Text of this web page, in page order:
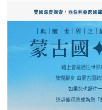
雙國深度探索 / 西伯利亞跨國
│典│藏│世│界│之│
蒙古國
踏上曾是通往世界
放慢腳步 由蒙古國
如果您也嚮往
這趟旅程將成為您「